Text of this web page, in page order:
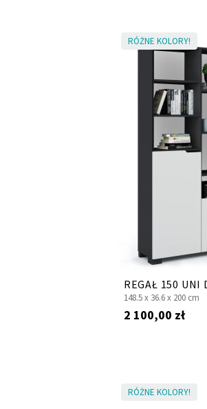
RÓŻNE KOLORY!
REGAŁ 150 UNI
148.5 x 36.6 x 200 cm
2 100,00 zł
RÓŻNE KOLORY!